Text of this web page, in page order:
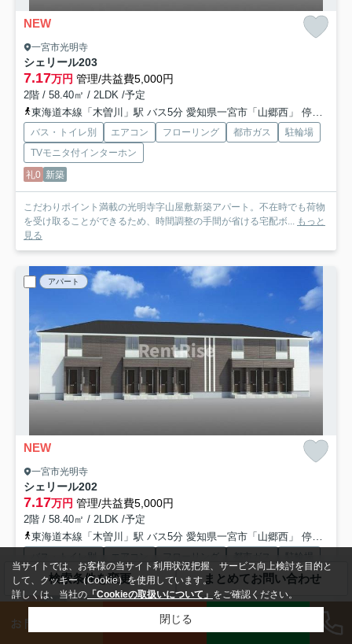
NEW
一宮市光明寺
シェリール203
7.17万円 管理/共益費5,000円
2階 / 58.40㎡ / 2LDK /予定
東海道本線「木曽川」駅 バス5分 愛知県一宮市「山郷西」 停歩12分
バス・トイレ別 エアコン フローリング 都市ガス
駐輪場
TVモニタ付インターホン
礼0 新築
こだわりポイント満載の光明寺字山屋敷新築アパート。不在時でも荷物
を受け取ることができるため、時間調整の手間が省ける宅配ボ...
もっと
見る
アパート
NEW
一宮市光明寺
シェリール202
7.17万円 管理/共益費5,000円
2階 / 58.40㎡ / 2LDK /予定
東海道本線「木曽川」駅 バス5分 愛知県一宮市「山郷西」 停歩12分
エアコン フローリング 都市ガス
駐輪場
TVモニタ付インターホン
礼0 新築
収納はクロゼット・シューズボックス・全居室収納など豊富なので、衣
検索条件を変更 まとめてお問い合わせ
お問い合わせ 来店予約
当サイトでは、お客様の当サイト利用状況把握、サービス向上検討を目的と
して、クッキー（Cookie）を使用しています。
詳しくは、当社の 「Cookieの取扱いについて」 をご確認ください。
閉じる